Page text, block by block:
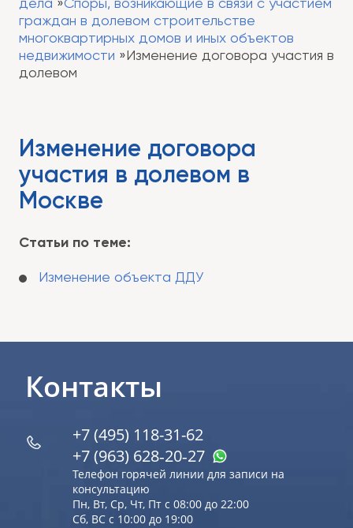
дела
Споры, возникающие в связи с участием
граждан в долевом строительстве
многоквартирных домов и иных объектов
недвижимости
Изменение договора участия в
долевом
Изменение договора
участия в долевом в
Москве
Статьи по теме:
Изменение объекта ДДУ
Контакты
+7 (495) 118-31-62
+7 (963) 628‑20‑27
Телефон горячей линии для записи на
консультацию
Пн, Вт, Ср, Чт, Пт с 08:00 до 22:00
Сб, ВС с 10:00 до 19:00